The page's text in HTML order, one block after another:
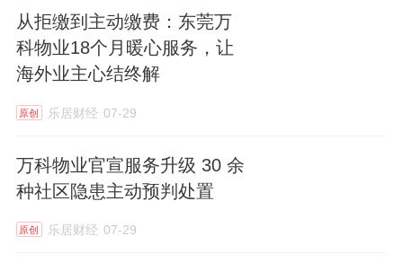
2021年11月，一则 微博长文在网上流传。微博
作者是阳光城一名基层员工，在这个房地产特
殊的行业节点，他向外人道出了自己生活所托
的阳光城在应对债务问题时的辛酸与担当。
为解决债务压力而努力。”
除此之外，阳光城也在开源节流，稳住经营，
从拒缴到主动缴费：东莞万
科物业18个月暖心服务，让
海外业主心结终解
原创 乐居财经 07-29
万科物业官宣服务升级 30 余
种社区隐患主动预判处置
原创 乐居财经 07-29